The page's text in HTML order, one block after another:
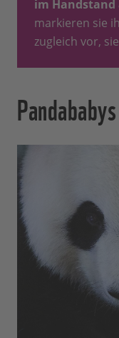
im Handstand
markieren sie
zugleich vor,
Pandababys